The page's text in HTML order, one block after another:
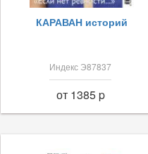
КАРАВАН историй
Индекс Э87837
от 1385 p